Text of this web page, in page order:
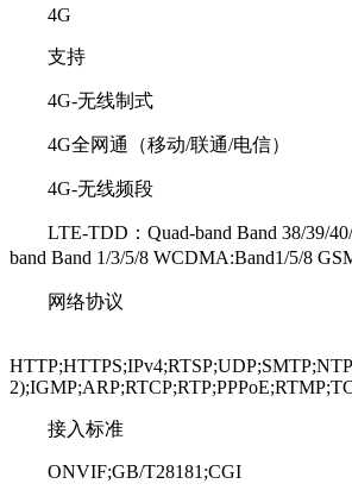
4G
支持
4G-无线制式
4G全网通（移动/联通/电信）
4G-无线频段
LTE-TDD：Quad-band Band 38/39/
band Band 1/3/5/8 WCDMA:Band1/5/8
网络协议
接入标准
ONVIF;GB/T28181;CGI